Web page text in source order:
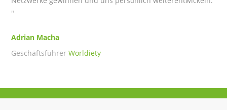
"
Adrian Macha
GeschäftsführerWorldiety